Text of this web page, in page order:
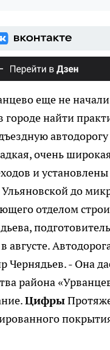
еще не начали
городе найти
очень
и
до
отделом
августе.
Чернядьев. - Она
района
Цифры